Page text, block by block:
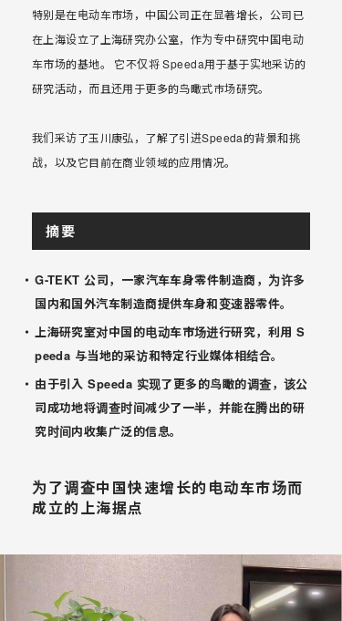
特别是在电动车市场，中国公司正在显著增长，公司已
在上海设立了上海研究办公室，作为专中研究中国电动
车市场的基地。 它不仅将 Speeda用于基于实地采访的
研究活动，而且还用于更多的鸟瞰式巿场研究。
我们采访了玉川康弘，了解了引进Speeda的背景和挑
战，以及它目前在商业领域的应用情况。
摘要
・ G-TEKT 公司，一家汽车车身零件制造商，为许多
国内和国外汽车制造商提供车身和变速器零件。
・
上海研究室对中国的电动车市场进行研究，利用 S
peeda 与当地的采访和特定行业媒体相结合。
・ 由于引入 Speeda 实现了更多的鸟瞰的调查，该公
司成功地将调查时间减少了一半，并能在腾出的研
究时间内收集广泛的信息。
为了调查中国快速增长的电动车市场而
成立的上海据点